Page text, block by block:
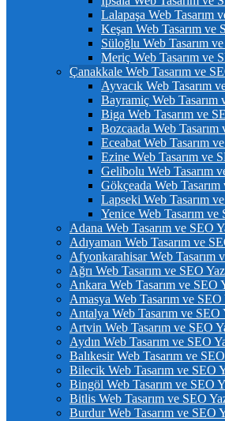
Lalapaşa Web Tasarım
Keşan Web Tasarım ve
Süloğlu Web Tasarım
Meriç Web Tasarım ve
Çanakkale Web Tasarım ve
Ayvacık Web Tasarım
Bayramiç Web Tasarım
Biga Web Tasarım ve
Bozcaada Web Tasarım
Eceabat Web Tasarım
Ezine Web Tasarım ve
Gelibolu Web Tasarım
Gökçeada Web Tasarım
Lapseki Web Tasarım
Yenice Web Tasarım ve
Adana Web Tasarım ve SEO
Adıyaman Web Tasarım ve
Afyonkarahisar Web Tasarım
Ağrı Web Tasarım ve SEO
Ankara Web Tasarım ve SEO
Amasya Web Tasarım ve SEO
Antalya Web Tasarım ve SEO
Artvin Web Tasarım ve SEO
Aydın Web Tasarım ve SEO
Balıkesir Web Tasarım ve SEO
Bilecik Web Tasarım ve SEO
Bingöl Web Tasarım ve SEO
Bitlis Web Tasarım ve SEO
Burdur Web Tasarım ve SEO